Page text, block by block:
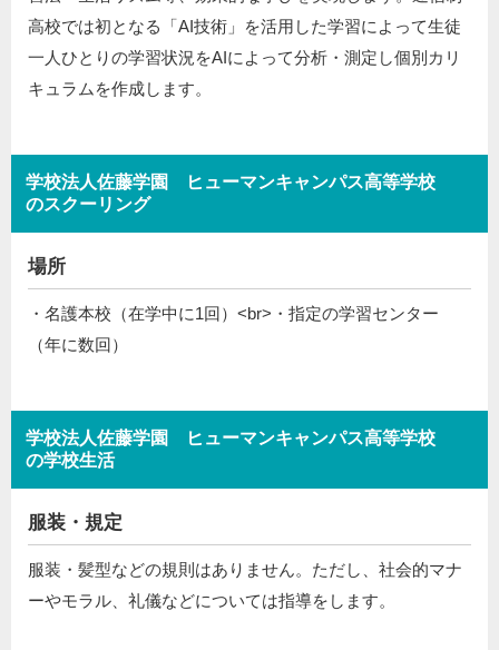
高校では初となる「AI技術」を活用した学習によって生徒
一人ひとりの学習状況をAIによって分析・測定し個別カリ
キュラムを作成します。
学校法人佐藤学園 ヒューマンキャンパス高等学校
のスクーリング
場所
・名護本校（在学中に1回）<br>・指定の学習センター
（年に数回）
学校法人佐藤学園 ヒューマンキャンパス高等学校
の学校生活
服装・規定
服装・髪型などの規則はありません。ただし、社会的マナ
ーやモラル、礼儀などについては指導をします。